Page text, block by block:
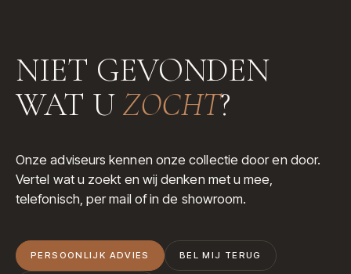
NIET GEVONDEN
WAT UZOCHT?
Onze adviseurs kennen onze collectie door en door.
Vertel wat u zoekt en wij denken met u mee,
telefonisch, per mail of in de showroom.
PERSOONLIJK ADVIES BEL MIJ TERUG